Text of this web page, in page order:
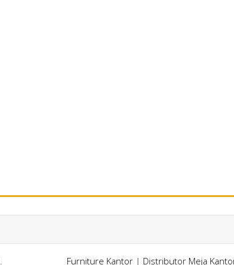
Furniture Kantor | Distributor Meja